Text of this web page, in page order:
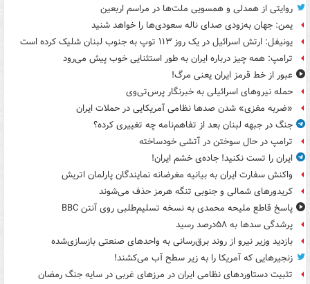
روایتی از همدلی و همسویی ملت‌ها در مراسم اربعین
یمن: جهان به‌زودی صدای ناله سعودی‌ها را خواهد شنید
یونیفل: ارتش اسرائیل در یک روز ۱۱۳ توپ به جنوب لبنان شلیک کرده است
ترامپ: همه چیز درباره ایران به طور استثنایی خوب پیش می‌رود
عبور از خط قرمز ایران یعنی مرگ!
حمله نیروهای اسرائیلی به خبرنگار پرس‌تی‌وی
«ضربه مغزی» شدن صدها نظامی آمریکایی در حملات ایران
جنگ در جبهه لبنان بعد از تفاهم‌نامه چه تغییری کرده؟
ترامپ در حال سوختن در آتشی خودساخته
ایران را تست نکنید! جاده‌ی خشم ایران!
واکنش سفارت ایران به بیانیه مغرضانه نمایندگان پارلمان اتریش
کریدورهای شمالی و جنوبی تنگه هرمز حذف می‌شوند
پاسخ قاطع ملیحه محمدی به نسخه تسلیم‌طلبی روی آنتن BBC
پرشدگی سدها به ۵۸درصد رسید
بازدید وزیر نیرو از روند برق‌رسانی به واحدهای صنعتی بازسازی‌شده
زنجیرهایی که آمریکا را به زیر سطح آب می‌کشند!
تثبیت دستاوردهای نظامی ایران در مرزهای غربی در سایه جنگ رمضان